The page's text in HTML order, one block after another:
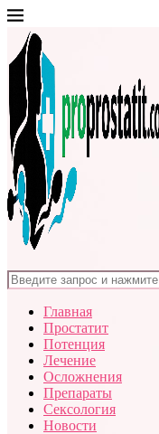
Главная
Простатит
Потенция
Лечение
Осложнения
Препараты
Сексология
Новости